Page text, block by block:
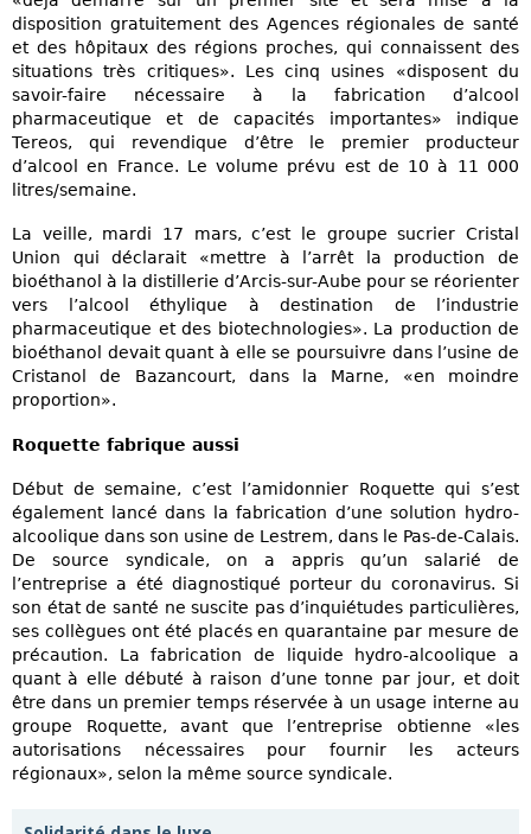
disposition gratuitement des Agences régionales de santé
et des hôpitaux des régions proches, qui connaissent des
situations très critiques». Les cinq usines «disposent du
savoir-faire nécessaire à la fabrication d’alcool
pharmaceutique et de capacités importantes» indique
Tereos, qui revendique d’être le premier producteur
d’alcool en France. Le volume prévu est de 10 à 11 000
litres/semaine.
La veille, mardi 17 mars, c’est le groupe sucrier Cristal
Union qui déclarait «mettre à l’arrêt la production de
bioéthanol à la distillerie d’Arcis-sur-Aube pour se réorienter
vers l’alcool éthylique à destination de l’industrie
pharmaceutique et des biotechnologies». La production de
bioéthanol devait quant à elle se poursuivre dans l’usine de
Cristanol de Bazancourt, dans la Marne, «en moindre
proportion».
Roquette fabrique aussi
Début de semaine, c’est l’amidonnier Roquette qui s’est
également lancé dans la fabrication d’une solution hydro-
alcoolique dans son usine de Lestrem, dans le Pas-de-Calais.
De source syndicale, on a appris qu’un salarié de
l’entreprise a été diagnostiqué porteur du coronavirus. Si
son état de santé ne suscite pas d’inquiétudes particulières,
ses collègues ont été placés en quarantaine par mesure de
précaution. La fabrication de liquide hydro-alcoolique a
quant à elle débuté à raison d’une tonne par jour, et doit
être dans un premier temps réservée à un usage interne au
groupe Roquette, avant que l’entreprise obtienne «les
autorisations nécessaires pour fournir les acteurs
régionaux», selon la même source syndicale.